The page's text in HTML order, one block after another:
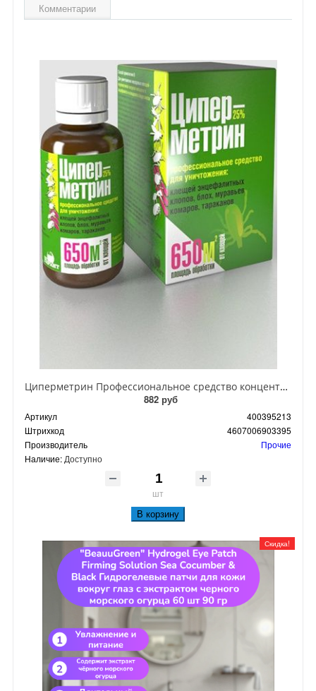
Комментарии
Циперметрин Профессиональное средство концентрат эмульсии 25% для уничтожения тараканов, мух,комаров, блох, клопов, муравьев, ос 50 мл
882 руб
Артикул
400395213
Штрихкод
4607006903395
Производитель
Прочие
Наличие: Доступно
шт
В корзину
Скидка!